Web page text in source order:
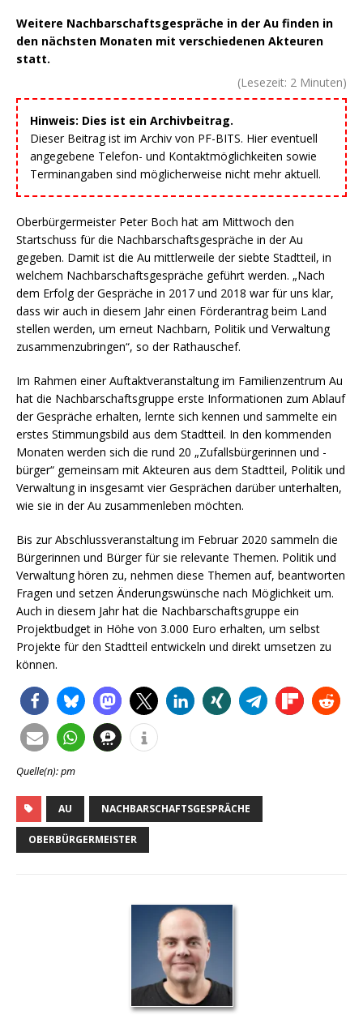
Weitere Nachbarschaftsgespräche in der Au finden in
den nächsten Monaten mit verschiedenen Akteuren
statt.
(Lesezeit: 2 Minuten)
Hinweis: Dies ist ein Archivbeitrag.
Dieser Beitrag ist im Archiv von PF-BITS. Hier eventuell
angegebene Telefon- und Kontaktmöglichkeiten sowie
Terminangaben sind möglicherweise nicht mehr aktuell.
Oberbürgermeister Peter Boch hat am Mittwoch den
Startschuss für die Nachbarschaftsgespräche in der Au
gegeben. Damit ist die Au mittlerweile der siebte Stadtteil, in
welchem Nachbarschaftsgespräche geführt werden. „Nach
dem Erfolg der Gespräche in 2017 und 2018 war für uns klar,
dass wir auch in diesem Jahr einen Förderantrag beim Land
stellen werden, um erneut Nachbarn, Politik und Verwaltung
zusammenzubringen“, so der Rathauschef.
Im Rahmen einer Auftaktveranstaltung im Familienzentrum Au
hat die Nachbarschaftsgruppe erste Informationen zum Ablauf
der Gespräche erhalten, lernte sich kennen und sammelte ein
erstes Stimmungsbild aus dem Stadtteil. In den kommenden
Monaten werden sich die rund 20 „Zufallsbürgerinnen und -
bürger“ gemeinsam mit Akteuren aus dem Stadtteil, Politik und
Verwaltung in insgesamt vier Gesprächen darüber unterhalten,
wie sie in der Au zusammenleben möchten.
Bis zur Abschlussveranstaltung im Februar 2020 sammeln die
Bürgerinnen und Bürger für sie relevante Themen. Politik und
Verwaltung hören zu, nehmen diese Themen auf, beantworten
Fragen und setzen Änderungswünsche nach Möglichkeit um.
Auch in diesem Jahr hat die Nachbarschaftsgruppe ein
Projektbudget in Höhe von 3.000 Euro erhalten, um selbst
Projekte für den Stadtteil entwickeln und direkt umsetzen zu
können.
Quelle(n): pm
AU NACHBARSCHAFTSGESPRÄCHE
OBERBÜRGERMEISTER